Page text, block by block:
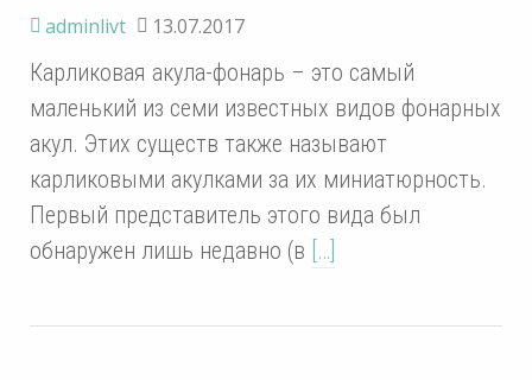
adminlivt 13.07.2017
Карликовая акула-фонарь – это самый
маленький из семи известных видов фонарных
акул. Этих существ также называют
карликовыми акулками за их миниатюрность.
Первый представитель этого вида был
обнаружен лишь недавно (в […]